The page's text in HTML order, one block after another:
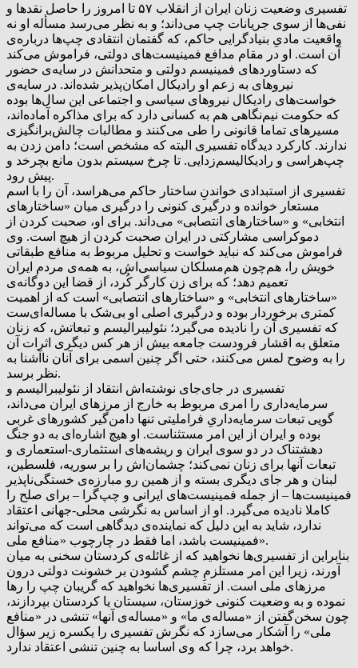
تفسیری وضعیت زنان ایران از انقلاب ۵۷ تا امروز را حاصل نقدها و
نفی‌ها از سوی جریانات چپ می‌داند؛ و به نظر می‌رسد مسأله او نه
واقعیت مادیِ بنیادگرایی حاکم، که گفتمان انتقادی چپ‌ها درباره‌ی
آن است. او در مقام مدافع فمینیست‌های دولتی، فراموش می‌کند
که دستاوردهای فمینیسم دولتی و متحدانش در سایه‌ی حضور
نیروهای به زعم او رادیکال امکان‌پذیر شده‌اند. در سایه‌ی
خواست‌های رادیکال نیروهای سیاسی و اجتماعی این سال‌ها بوده
که حکومت نیم‌نگاهی هم به کسانی دارد که برای مذاکره آماده‌اند،
مسیرهای تماما قانونی را طی می‌کنند و مطالبات چالش‌برانگیزی
ندارند. کارکرد دیدگاه تفسیری البته که مشخص است؛ دامن زدن به
چپ‌هراسی و رادیکالیسم‌زدایی. تا چرخ سیستم بدون مانع بچرخد و
پیش رود.
تفسیری از استبدادی خواندنِ ساختار حاکم می‌هراسد، آن را با اسم
مستعار خوانده و درگیری کنونی را درگیری میان «ساختارهای
انتخابی» و «ساختارهای انتصابی» می‌داند. برای او، صحبت کردن از
دموکراسی مشارکتی در ایران صحبت کردن از هیچ است. وی
فراموش می‌کند که نباید خواست و تحلیل مربوط به منافع طبقاتی‌
خویش را، هم‌چون هم‌مسلکان سیاسی‌اش، به همه‌ی مردم ایران
تعمیم دهد؛ که برای زن کارگر کُرد، از قضا این دوگانه‌ی
«ساختارهای انتخابی» و «ساختارهای انتصابی» است که از اهمیت
کمتری برخوردار بوده و درگیری اصلی او بی‌شک با مساله‌ای‌ست
که تفسیری آن را نادیده می‌گیرد؛ نئولیبرالیسم و تبعاتش، که زنان
متعلق به اقشار فرودست جامعه بیش از هر کس دیگری اثرات آن
را به وضوح لمس می‌کنند، حتی اگر چنین اسمی برای آنان ناآشنا به
نظر برسد.
تفسیری در جای‌جای نوشته‌اش انتقاد از نئولیبرالیسم و
سرمایه‌داری را امری مربوط به خارج از مرزهای ایران می‌داند،
گویی تبعات سرمایه‌داریِ فراملیتی تنها دامن‌گیر کشورهای غربی
بوده و ایران از این امر مستثناست. او هیچ اشاره‌ای به دو جنگ
دهشتناک در دو سوی ایران و ریشه‌های استثماری-استعماری و
تبعات آنها برای زنان نمی‌کند؛ چشمان‌اش را بر سوریه، فلسطین،
لبنان و هر جای دیگری بسته و از همین رو مبارزه‌ی خستگی‌ناپذیر
فمینیست‌ها – از جمله فمینیست‌های ایرانی و چپ‌گرا – برای صلح را
کاملا نادیده می‌گیرد. او از اساس به نگرشی محلی-جهانی اعتقاد
ندارد، شاید به این دلیل که نماینده‌ی دیدگاهی است که می‌تواند
فمینیست باشد، اما فقط در چارچوب «منافع ملی».
بنابراین از تفسیری‌ها نخواهید که از غائله‌ی کردستان سخنی به میان
آورند، زیرا این امر مستلزمِ چشم گشودن بر خشونت دولتی درون
مرزهای ملی است. از تفسیری‌ها نخواهید که گریبان چپ را رها
نموده و به وضعیت کنونی خوزستان، سیستان یا کردستان بپردازند،
چون سخن‌گفتن از «مساله‌ی ما» و «مساله‌ی آنها» تنشی در «منافع
ملی» را آشکار می‌سازد که نگرش تفسیری را یکسره زیر سؤال
خواهد برد، چرا که وی اساسا به چنین تنشی اعتقاد ندارد.